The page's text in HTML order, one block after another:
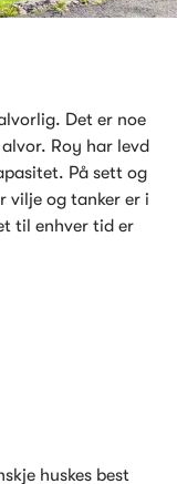
Det er noe
Roy har levd
På sett og
vilje og tanker er i
til enhver tid er
huskes best